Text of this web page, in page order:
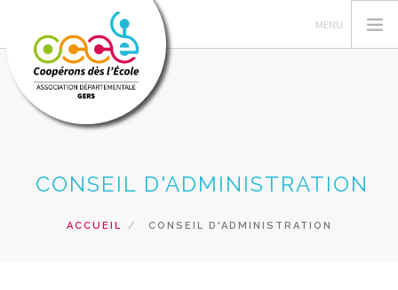
PEDAG. COOP
CONSEIL D'ADMINISTRATION
ACCUEIL CONSEIL D'ADMINISTRATION